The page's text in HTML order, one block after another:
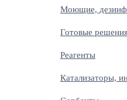
Моющие,
Готовые
Реагенты
Катализаторы,